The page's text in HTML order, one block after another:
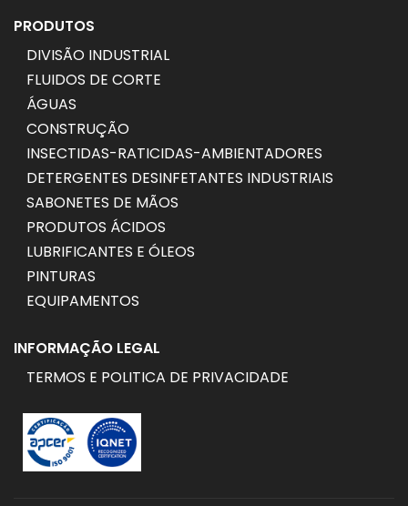
PRODUTOS
DIVISÃO INDUSTRIAL
FLUIDOS DE CORTE
ÁGUAS
CONSTRUÇÃO
INSECTIDAS-RATICIDAS-AMBIENTADORES
DETERGENTES DESINFETANTES INDUSTRIAIS
SABONETES DE MÃOS
PRODUTOS ÁCIDOS
LUBRIFICANTES E ÓLEOS
PINTURAS
EQUIPAMENTOS
INFORMAÇÃO LEGAL
TERMOS E POLITICA DE PRIVACIDADE